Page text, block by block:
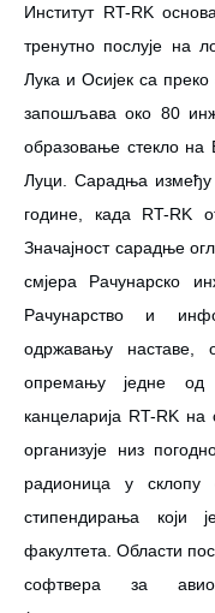
Институт RT-RK
тренутно послује на
Лука и Осијек са
запошљава око 80
образовање стекло на
Луци. Сарадња између
године, када RT-RK
Значајност сарадње
смјера Рачунарско
Рачунарство и
одржавању наставе,
опремању једне
канцеларија RT-RK
организује низ
радионица у склопу
стипендирања који
факултета. Области
софтвера за